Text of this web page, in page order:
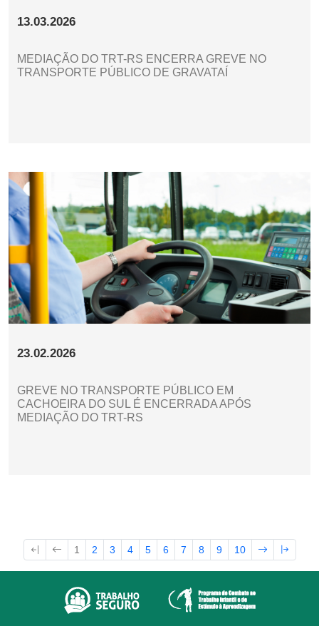
13.03.2026
MEDIAÇÃO DO TRT-RS ENCERRA GREVE NO
TRANSPORTE PÚBLICO DE GRAVATAÍ
23.02.2026
GREVE NO TRANSPORTE PÚBLICO EM
CACHOEIRA DO SUL É ENCERRADA APÓS
MEDIAÇÃO DO TRT-RS
1 2 3 4 5 6 7 8 9 10